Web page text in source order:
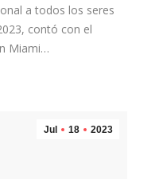
a todos los seres
contó con el
Miami…
Jul 18 2023